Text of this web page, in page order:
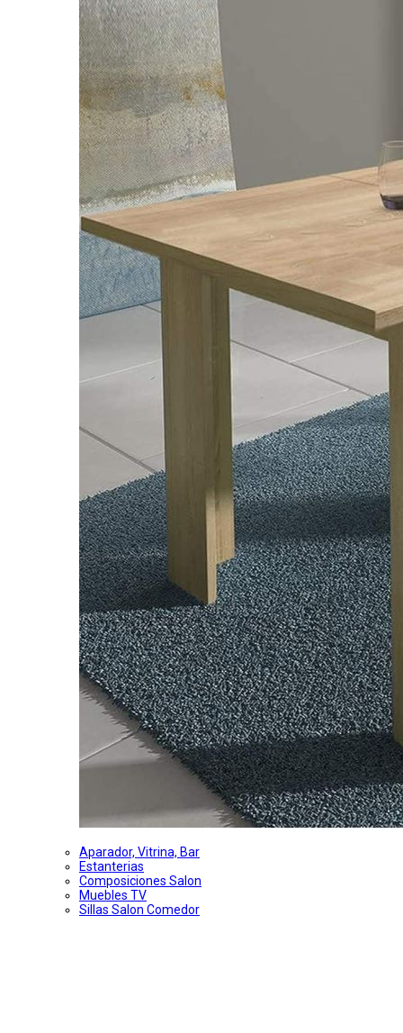
Aparador, Vitrina, Bar
Estanterias
Composiciones Salon
Muebles TV
Sillas Salon Comedor